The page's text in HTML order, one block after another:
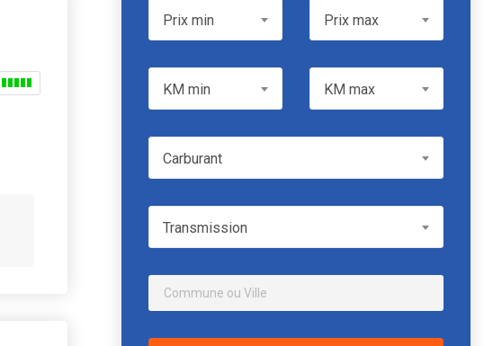
Prix minPrix min Prix maxPrix max
KM min KM max
CarburantCarburant
TransmissionTransmission